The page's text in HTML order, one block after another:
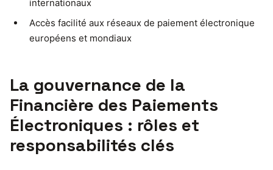
internationaux
Accès facilité aux réseaux de paiement électronique
européens et mondiaux
La gouvernance de la
Financière des Paiements
Électroniques : rôles et
responsabilités clés